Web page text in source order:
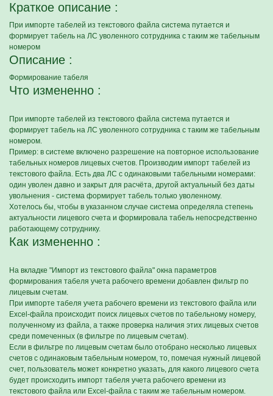
Краткое описание :
При импорте табелей из текстового файла система путается и
формирует табель на ЛС уволенного сотрудника с таким же табельным
номером
Описание :
Формирование табеля
Что измененно :
При импорте табелей из текстового файла система путается и
формирует табель на ЛС уволенного сотрудника с таким же табельным
номером.
Пример: в системе включено разрешение на повторное использование
табельных номеров лицевых счетов. Производим импорт табелей из
текстового файла. Есть два ЛС с одинаковыми табельными номерами:
один уволен давно и закрыт для расчёта, другой актуальный без даты
увольнения - система формирует табель только уволенному.
Хотелось бы, чтобы в указанном случае система определяла степень
актуальности лицевого счета и формировала табель непосредственно
работающему сотруднику.
Как измененно :
На вкладке "Импорт из текстового файла" окна параметров
формирования табеля учета рабочего времени добавлен фильтр по
лицевым счетам.
При импорте табеля учета рабочего времени из текстового файла или
Excel-файла происходит поиск лицевых счетов по табельному номеру,
полученному из файла, а также проверка наличия этих лицевых счетов
среди помеченных (в фильтре по лицевым счетам).
Если в фильтре по лицевым счетам было отобрано несколько лицевых
счетов с одинаковым табельным номером, то, помечая нужный лицевой
счет, пользователь может конкретно указать, для какого лицевого счета
будет происходить импорт табеля учета рабочего времени из
текстового файла или Excel-файла с таким же табельным номером.